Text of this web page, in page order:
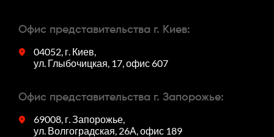
Офис представительства г. Киев:
04052, г. Киев,
ул. Глыбочицкая, 17, офис 607
Офис представительства г. Запорожье:
69008, г. Запорожье,
ул. Волгоградская, 26А, офис 189